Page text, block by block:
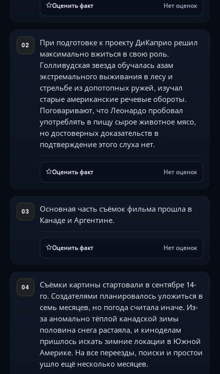
Оценить факт Нет оценок
02
При подготовке к проекту ДиКаприо решил
максимально вжиться в свою роль.
Голливудская звезда обучалась азам
экстремального выживания в лесу и
стрельбе из допотопных ружей, изучал
старые американские речевые обороты.
Поговаривают, что Леонардо пробовал
употреблять в пищу сырое животное мясо,
но достоверных доказательств в
подтверждение этого слуха нет.
Оценить факт Нет оценок
03
Основная часть съёмок фильма прошла в
Канаде и Аргентине.
Оценить факт Нет оценок
04
Съёмки картины стартовали в сентябре 14-
го. Создателями планировалось уложиться в
семь месяцев, но погода считала иначе. Из-
за аномально тёплой канадской зимы
половина снега растаяла, и киноделам
пришлось искать зимние локации в Южной
Америке. На все переезды, поиски и простои
ушло ещё несколько месяцев.